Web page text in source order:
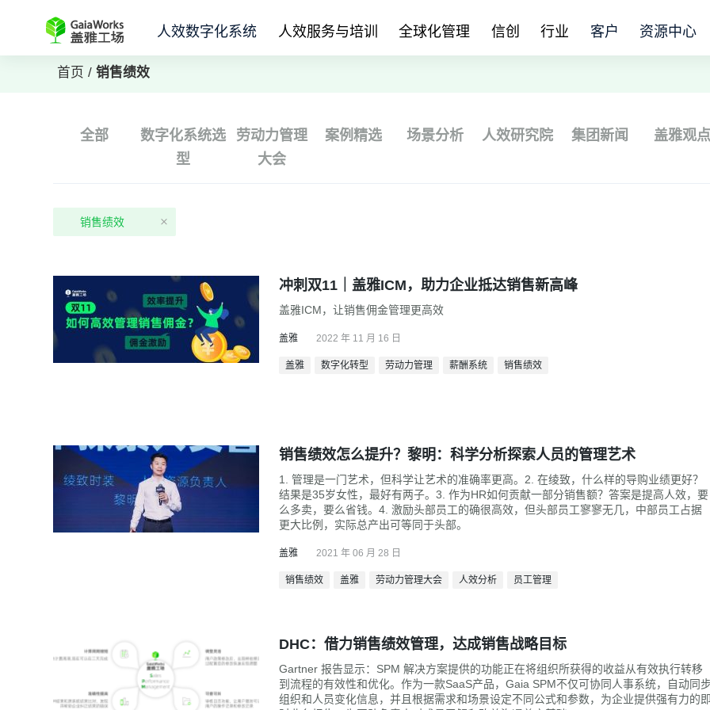
人效数字化系统 人效服务与培训 全球化管理 信创 行业 客户 资源中心
首页 / 销售绩效
全部
数字化系统选
型
劳动力管理
大会
案例精选 场景分析 人效研究院 集团新闻 盖雅观
销售绩效
冲刺双11｜盖雅ICM，助力企业抵达销售新高峰
盖雅ICM，让销售佣金管理更高效
盖雅 2022 年 11 月 16 日
盖雅 数字化转型 劳动力管理 薪酬系统 销售绩效
销售绩效怎么提升？黎明：科学分析探索人员的管理艺术
1. 管理是一门艺术，但科学让艺术的准确率更高。2. 在绫致，什么样的导购业绩更好？
结果是35岁女性，最好有两子。3. 作为HR如何贡献一部分销售额？答案是提高人效，要
么多卖，要么省钱。4. 激励头部员工的确很高效，但头部员工寥寥无几，中部员工占据
更大比例，实际总产出可等同于头部。
盖雅 2021 年 06 月 28 日
销售绩效 盖雅 劳动力管理大会 人效分析 员工管理
DHC：借力销售绩效管理，达成销售战略目标
Gartner 报告显示：SPM 解决方案提供的功能正在将组织所获得的收益从有效执行转移
到流程的有效性和优化。作为一款SaaS产品，Gaia SPM不仅可协同人事系统，自动同
组织和人员变化信息，并且根据需求和场景设定不同公式和参数，为企业提供强有力的